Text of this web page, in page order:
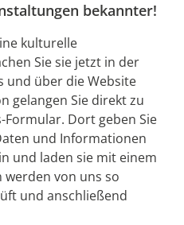
bekannter!
kulturelle
Sie sie jetzt in der
und über die Website
gelangen Sie direkt zu
Dort geben Sie
und Informationen
und laden sie mit einem
werden von uns so
und anschließend